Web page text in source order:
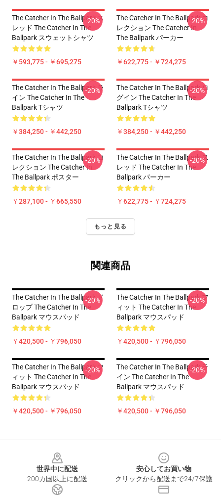
The Catcher In The Ballpark ス
レッド The Catcher In The
Ballpark スウェットシャツ
￥593,775 - ￥695,275
-20%
The Catcher In The Ballpark コ
レクション The Catcher In
The Ballpark パーカー
￥622,775 - ￥724,275
-20%
The Catcher In The Ballpark ラ
イン The Catcher In The
Ballpark Tシャツ
￥384,250 - ￥442,250
-20%
The Catcher In The Ballpark ロ
グイン The Catcher In The
Ballpark Tシャツ
￥384,250 - ￥442,250
-20%
The Catcher In The Ballpark コ
レクション The Catcher In
The Ballpark ポスター
￥287,100 - ￥665,550
-20%
The Catcher In The Ballpark ス
レッド The Catcher In The
Ballpark パーカー
￥622,775 - ￥724,275
-20%
もっと見る
関連商品
The Catcher In The Ballpark ド
ロップ The Catcher In The
Ballpark マウスパッド
￥420,500 - ￥796,050
-20%
The Catcher In The Ballpark フ
ィット The Catcher In The
Ballpark マウスパッド
￥420,500 - ￥796,050
-20%
The Catcher In The Ballpark フ
ィット The Catcher In The
Ballpark マウスパッド
￥420,500 - ￥796,050
-20%
The Catcher In The Ballpark ラ
イン The Catcher In The
Ballpark マウスパッド
￥420,500 - ￥796,050
-20%
世界中に配送
200カ国以上に配送
安心してお買い物
クリックから配送まで24/7保護